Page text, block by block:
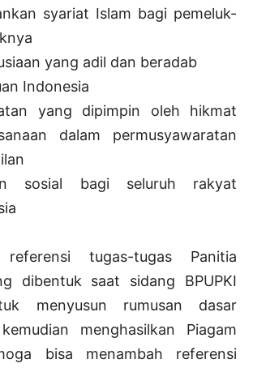
syariat Islam bagi pemeluk-
yang adil dan beradab
Indonesia
yang dipimpin oleh hikmat
dalam permusyawaratan
sosial bagi seluruh rakyat
tugas-tugas Panitia
dibentuk saat sidang BPUPKI
menyusun rumusan dasar
menghasilkan Piagam
bisa menambah referensi